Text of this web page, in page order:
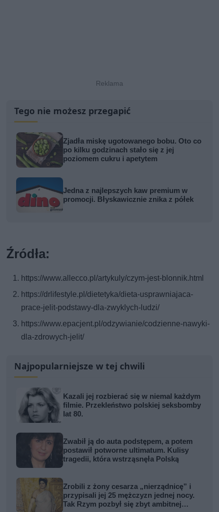
Tego nie możesz przegapić
Zjadła miskę ugotowanego bobu. Oto co
po kilku godzinach stało się z jej
poziomem cukru i apetytem
Jedna z najlepszych kaw premium w
promocji. Błyskawicznie znika z półek
Źródła:
https://www.allecco.pl/artykuly/czym-jest-blonnik.html
https://drlifestyle.pl/dietetyka/dieta-usprawniajaca-
prace-jelit-podstawy-dla-zwyklych-ludzi/
https://www.epacjent.pl/odzywianie/codzienne-nawyki-
dla-zdrowych-jelit/
Najpopularniejsze w tej chwili
Kazali jej rozbierać się w niemal każdym
filmie. Przekleństwo polskiej seksbomby
lat 80.
Zwabił ją do auta podstępem, a potem
postawił potworne ultimatum. Kulisy
tragedii, która wstrząsnęła Polską
Zrobili z żony cesarza „nierządnicę” i
przypisali jej 25 mężczyzn jednej nocy.
Tak Rzym pozbył się zbyt ambitnej